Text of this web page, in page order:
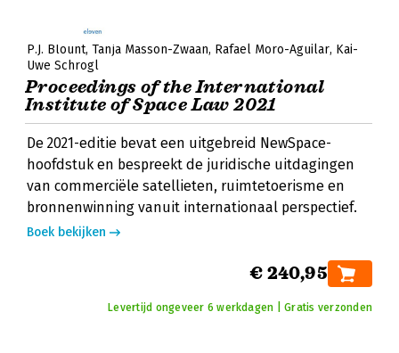
P.J. Blount Tanja Masson-Zwaan Rafael Moro-Aguilar Kai-
Uwe Schrogl
Proceedings of the International
Institute of Space Law 2021
De 2021-editie bevat een uitgebreid NewSpace-
hoofdstuk en bespreekt de juridische uitdagingen
van commerciële satellieten, ruimtetoerisme en
bronnenwinning vanuit internationaal perspectief.
Boek bekijken
€ 240,95
Levertijd ongeveer 6 werkdagen | Gratis verzonden